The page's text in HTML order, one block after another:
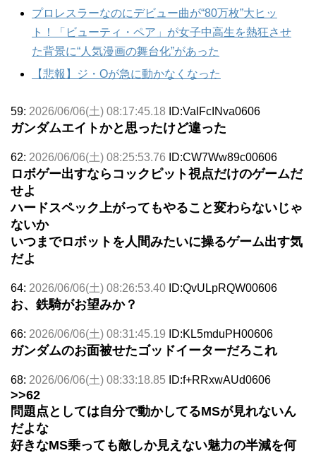
プロレスラーなのにデビュー曲が“80万枚”大ヒッ
ト！「ビューティ・ペア」が女子中高生を熱狂させ
た背景に“人気漫画の舞台化”があった
【悲報】ジ・Oが急に動かなくなった
59: 2026/06/06(土) 08:17:45.18 ID:ValFcINva0606
ガンダムエイトかと思ったけど違った
62: 2026/06/06(土) 08:25:53.76 ID:CW7Ww89c00606
ロボゲー出すならコックピット視点だけのゲームだ
せよ
ハードスペック上がってもやること変わらないじゃ
ないか
いつまでロボットを人間みたいに操るゲーム出す気
だよ
64: 2026/06/06(土) 08:26:53.40 ID:QvULpRQW00606
お、鉄騎がお望みか？
66: 2026/06/06(土) 08:31:45.19 ID:KL5mduPH00606
ガンダムのお面被せたゴッドイーターだろこれ
68: 2026/06/06(土) 08:33:18.85 ID:f+RRxwAUd0606
>>62
問題点としては自分で動かしてるMSが見れないん
だよな
好きなMS乗っても敵しか見えない魅力の半減を何